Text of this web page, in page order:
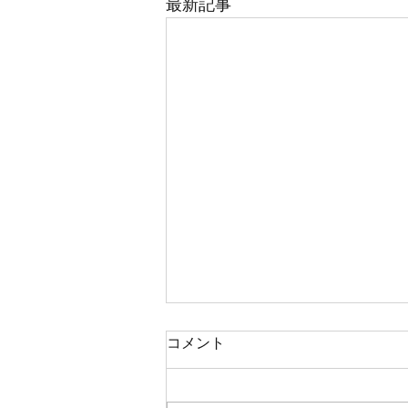
最新記事
編曲まみれの夏
夏前から始まった編曲の時期。
コメント